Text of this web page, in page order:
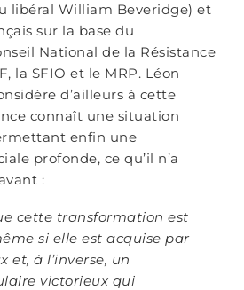
libéral William Beveridge) et
sur la base du
National de la Résistance
la SFIO et le MRP. Léon
d’ailleurs à cette
connaît une situation
enfin une
profonde, ce qu’il n’a
:
cette transformation est
si elle est acquise par
et, à l’inverse, un
victorieux qui